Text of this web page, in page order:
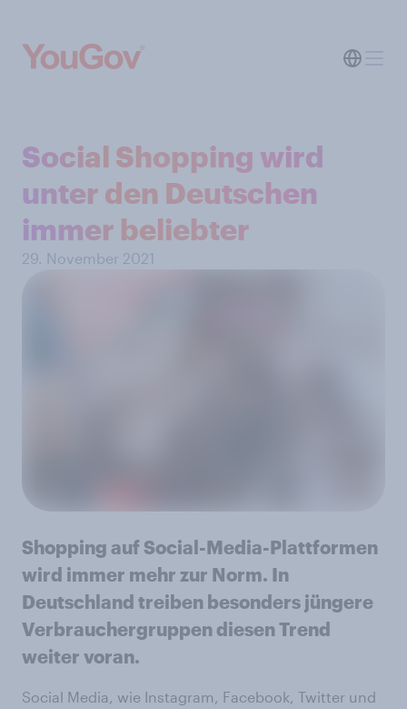
Social Shopping wird
unter den Deutschen
immer beliebter
29. November 2021
Shopping auf Social-Media-Plattformen
wird immer mehr zur Norm. In
Deutschland treiben besonders jüngere
Verbrauchergruppen diesen Trend
weiter voran.
Social Media, wie Instagram, Facebook, Twitter und